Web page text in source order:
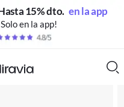
15% dto. en la app
en la app!